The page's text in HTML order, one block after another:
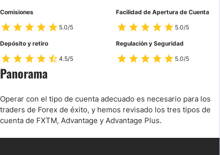
Comisiones
5.0/5
Depósito y retiro
4.5/5
Facilidad de Apertura de Cuenta
5.0/5
Regulación y Seguridad
5.0/5
Panorama
Operar con el tipo de cuenta adecuado es necesario para los
traders de Forex de éxito, y hemos revisado los tres tipos de
cuenta de FXTM, Advantage y Advantage Plus.